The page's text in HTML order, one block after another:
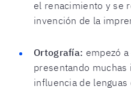
el renacimiento y se
invención de la
Ortografía: empezó
presentando muchas
influencia de lenguas